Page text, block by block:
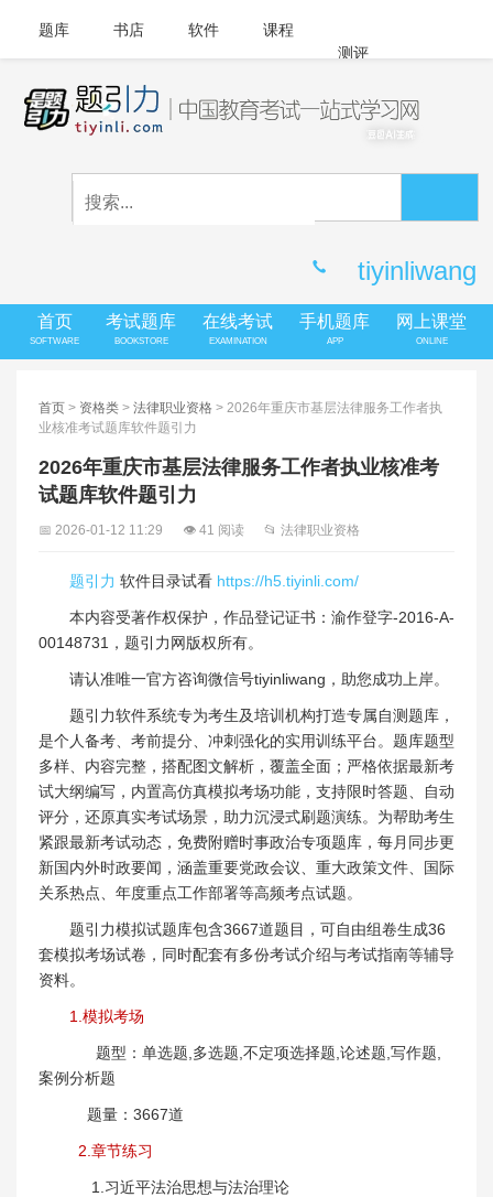
题库 书店 软件
课程
测评
APP下载
tiyinliwang
首页
SOFTWARE
考试题库
BOOKSTORE
在线考试
EXAMINATION
手机题库
APP
网上课堂
ONLINE
首页 > 资格类 > 法律职业资格 > 2026年重庆市基层法律服务工作者执
业核准考试题库软件题引力
2026年重庆市基层法律服务工作者执业核准考
试题库软件题引力
📅 2026-01-12 11:29 👁 41 阅读 📂 法律职业资格
题引力 软件目录试看 https://h5.tiyinli.com/
本内容受著作权保护，作品登记证书：渝作登字-2016-A-
00148731，题引力网版权所有。
请认准唯一官方咨询微信号tiyinliwang，助您成功上岸。
题引力软件系统专为考生及培训机构打造专属自测题库，
是个人备考、考前提分、冲刺强化的实用训练平台。题库题型
多样、内容完整，搭配图文解析，覆盖全面；严格依据最新考
试大纲编写，内置高仿真模拟考场功能，支持限时答题、自动
评分，还原真实考试场景，助力沉浸式刷题演练。为帮助考生
紧跟最新考试动态，免费附赠时事政治专项题库，每月同步更
新国内外时政要闻，涵盖重要党政会议、重大政策文件、国际
关系热点、年度重点工作部署等高频考点试题。
题引力模拟试题库包含3667道题目，可自由组卷生成36
套模拟考场试卷，同时配套有多份考试介绍与考试指南等辅导
资料。
1.模拟考场
题型：单选题,多选题,不定项选择题,论述题,写作题,
案例分析题
题量：3667道
2.章节练习
1.习近平法治思想与法治理论